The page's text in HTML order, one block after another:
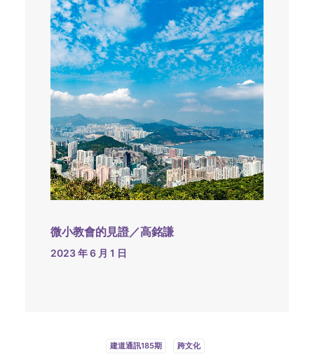
微小教會的見證／高銘謙
2023 年 6 月 1 日
建道通訊185期 跨文化